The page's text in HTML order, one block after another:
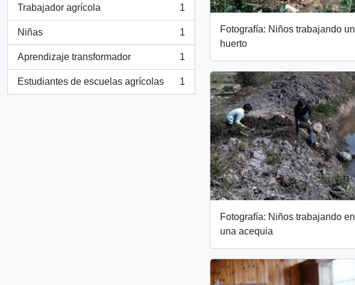
Trabajador agrícola
, 1 results
1
Niñas
, 1 results
1
Aprendizaje transformador
, 1 results
1
Estudiantes de escuelas agrícolas
, 1 results
1
Fotografía: Niños trabajando un
huerto
Fotografía: Niños trabajando en
una acequia